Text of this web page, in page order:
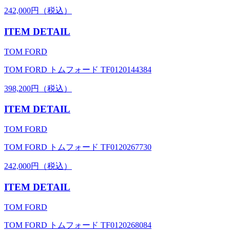
242,000円（税込）
ITEM DETAIL
TOM FORD
TOM FORD トムフォード TF0120144384
398,200円（税込）
ITEM DETAIL
TOM FORD
TOM FORD トムフォード TF0120267730
242,000円（税込）
ITEM DETAIL
TOM FORD
TOM FORD トムフォード TF0120268084